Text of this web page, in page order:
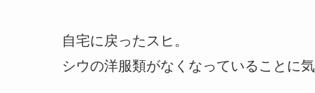
自宅に戻ったスヒ。
シウの洋服類がなくなっていることに